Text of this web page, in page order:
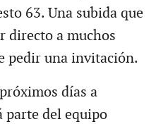
63. Una subida que
directo a muchos
pedir una invitación.
días a
parte del equipo